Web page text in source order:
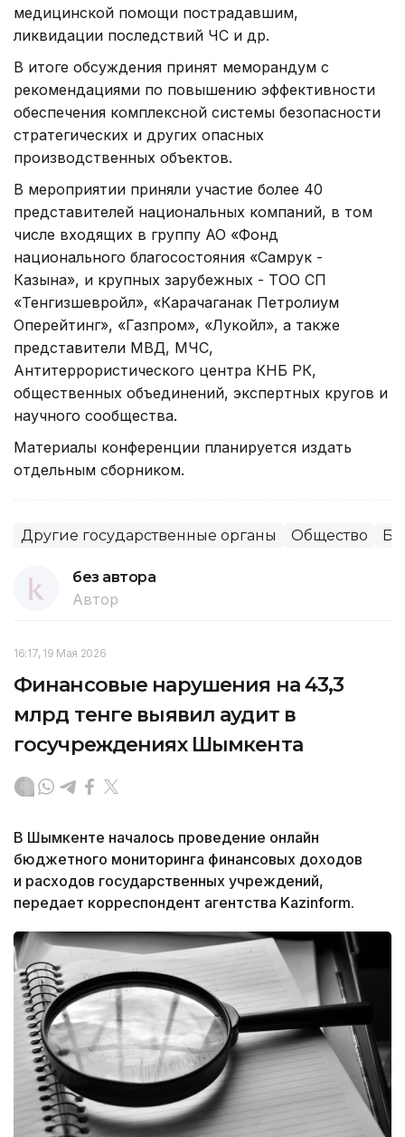
медицинской помощи пострадавшим,
ликвидации последствий ЧС и др.
В итоге обсуждения принят меморандум с
рекомендациями по повышению эффективности
обеспечения комплексной системы безопасности
стратегических и других опасных
производственных объектов.
В мероприятии приняли участие более 40
представителей национальных компаний, в том
числе входящих в группу АО «Фонд
национального благосостояния «Самрук -
Казына», и крупных зарубежных - ТОО СП
«Тенгизшевройл», «Карачаганак Петролиум
Оперейтинг», «Газпром», «Лукойл», а также
представители МВД, МЧС,
Антитеррористического центра КНБ РК,
общественных объединений, экспертных кругов и
научного сообщества.
Материалы конференции планируется издать
отдельным сборником.
Другие государственные органы Общество
без автора
Автор
16:17, 19 Мая 2026
Финансовые нарушения на 43,3
млрд тенге выявил аудит в
госучреждениях Шымкента
В Шымкенте началось проведение онлайн
бюджетного мониторинга финансовых доходов
и расходов государственных учреждений,
передает корреспондент агентства Kazinform.